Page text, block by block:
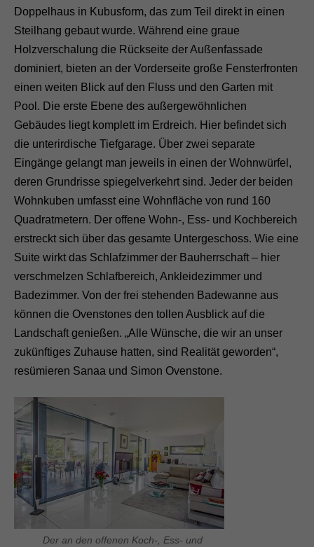
Doppelhaus in Kubusform, das zum Teil direkt in einen
Steilhang gebaut wurde. Während eine graue
Holzverschalung die Rückseite der Außenfassade
dominiert, bieten an der Vorderseite große Fensterfronten
einen weiten Blick auf den Fluss und den Garten mit
Pool. Die erste Ebene des außergewöhnlichen
Gebäudes liegt komplett im Erdreich. Hier befindet sich
die unterirdische Tiefgarage. Über zwei separate
Eingänge gelangt man jeweils in einen der Wohnwürfel,
deren Grundrisse spiegelverkehrt sind. Jeder der beiden
Wohnkuben umfasst eine Wohnfläche von rund 160
Quadratmetern. Der offene Wohn-, Ess- und Kochbereich
erstreckt sich über das gesamte Untergeschoss. Wie eine
Suite wirkt das Schlafzimmer der Bauherrschaft – hier
verschmelzen Schlafbereich, Ankleidezimmer und
Badezimmer. Von der frei stehenden Badewanne aus
können die Ovenstones den tollen Ausblick auf die
Landschaft genießen. „Alle Wünsche, die wir an unser
zukünftiges Zuhause hatten, sind Realität geworden“,
resümieren Sanaa und Simon Ovenstone.
Der an den offenen Koch-, Ess- und